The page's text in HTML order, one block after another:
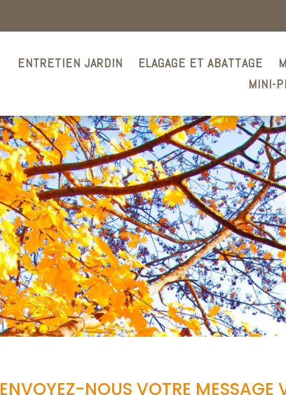
ENTRETIEN JARDIN ELAGAGE ET ABATTAGE
MINI-
ENVOYEZ-NOUS VOTRE